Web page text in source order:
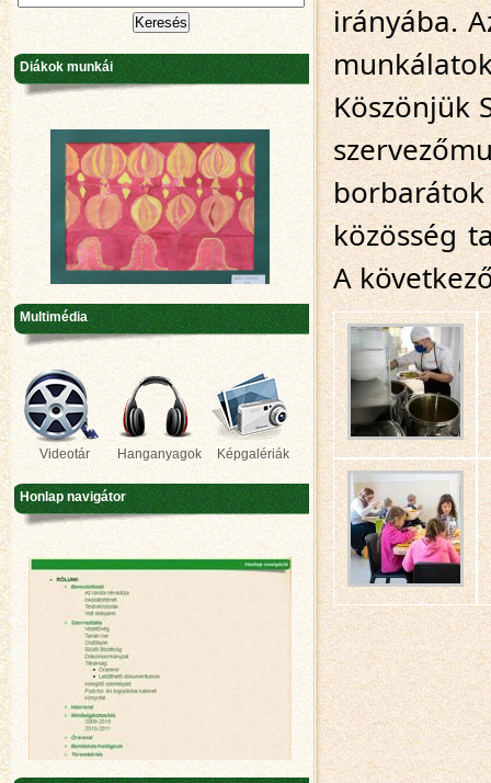
irányába.
Köszönjük
közösség
A
Diákok munkái
Multimédia
Videotár Hanganyagok Képgalériák
Honlap navigátor